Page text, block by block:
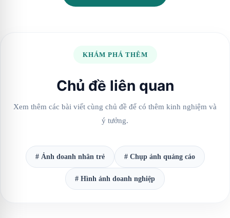
KHÁM PHÁ THÊM
Chủ đề liên quan
Xem thêm các bài viết cùng chủ đề để có thêm kinh nghiệm và
ý tưởng.
# Ảnh doanh nhân trẻ # Chụp ảnh quảng cáo
# Hình ảnh doanh nghiệp